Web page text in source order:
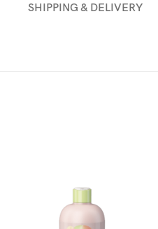
SHIPPING & DELIVERY